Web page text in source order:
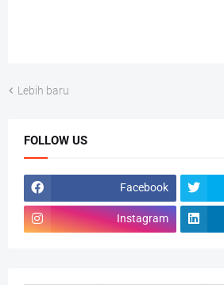
Lebih baru
FOLLOW US
Facebook
Instagram